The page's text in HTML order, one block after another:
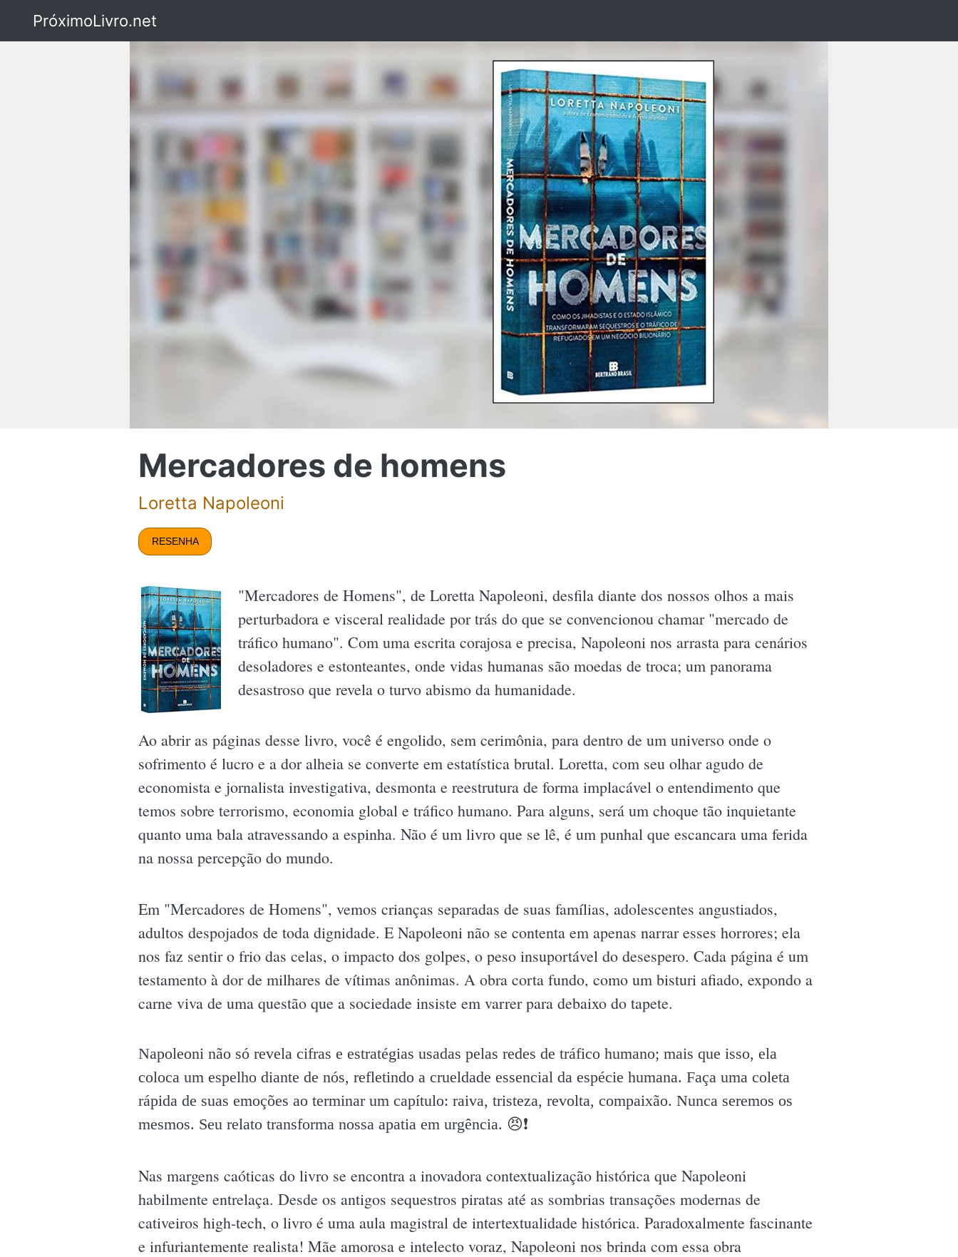
PróximoLivro.net
Mercadores de homens
Loretta Napoleoni
RESENHA
"Mercadores de Homens", de Loretta Napoleoni, desfila diante dos nossos olhos a mais
perturbadora e visceral realidade por trás do que se convencionou chamar "mercado de
tráfico humano". Com uma escrita corajosa e precisa, Napoleoni nos arrasta para cenários
desoladores e estonteantes, onde vidas humanas são moedas de troca; um panorama
desastroso que revela o turvo abismo da humanidade.
Ao abrir as páginas desse livro, você é engolido, sem cerimônia, para dentro de um universo onde o
sofrimento é lucro e a dor alheia se converte em estatística brutal. Loretta, com seu olhar agudo de
economista e jornalista investigativa, desmonta e reestrutura de forma implacável o entendimento que
temos sobre terrorismo, economia global e tráfico humano. Para alguns, será um choque tão inquietante
quanto uma bala atravessando a espinha. Não é um livro que se lê, é um punhal que escancara uma ferida
na nossa percepção do mundo.
Em "Mercadores de Homens", vemos crianças separadas de suas famílias, adolescentes angustiados,
adultos despojados de toda dignidade. E Napoleoni não se contenta em apenas narrar esses horrores; ela
nos faz sentir o frio das celas, o impacto dos golpes, o peso insuportável do desespero. Cada página é um
testamento à dor de milhares de vítimas anônimas. A obra corta fundo, como um bisturi afiado, expondo a
carne viva de uma questão que a sociedade insiste em varrer para debaixo do tapete.
Napoleoni não só revela cifras e estratégias usadas pelas redes de tráfico humano; mais que isso, ela
coloca um espelho diante de nós, refletindo a crueldade essencial da espécie humana. Faça uma coleta
rápida de suas emoções ao terminar um capítulo: raiva, tristeza, revolta, compaixão. Nunca seremos os
mesmos. Seu relato transforma nossa apatia em urgência. 😠❗️
Nas margens caóticas do livro se encontra a inovadora contextualização histórica que Napoleoni
habilmente entrelaça. Desde os antigos sequestros piratas até as sombrias transações modernas de
cativeiros high-tech, o livro é uma aula magistral de intertextualidade histórica. Paradoxalmente fascinante
e infuriantemente realista! Mãe amorosa e intelecto voraz, Napoleoni nos brinda com essa obra